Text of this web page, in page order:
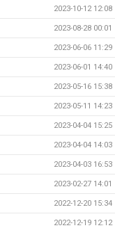
2023-10-12 12:08
2023-08-28 00:01
2023-06-06 11:29
2023-06-01 14:40
2023-05-16 15:38
2023-05-11 14:23
2023-04-04 15:25
2023-04-04 14:03
2023-04-03 16:53
2023-02-27 14:01
2022-12-20 15:34
2022-12-19 12:12